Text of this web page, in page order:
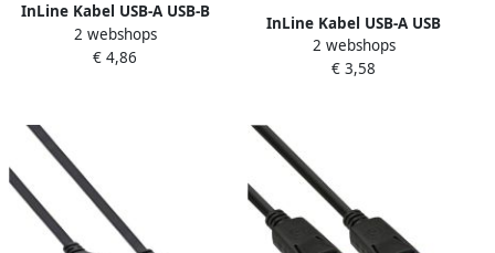
InLine Kabel USB-A USB-B
3.0 M 1.5 meter zwart
2 webshops
€ 4,86
InLine Kabel USB-A USB
mini-B 2.0 M 5pin 2 meter
zwart
2 webshops
€ 3,58